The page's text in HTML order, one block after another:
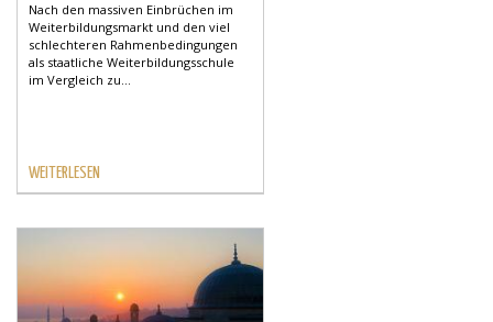
Nach den massiven Einbrüchen im
Weiterbildungsmarkt und den viel
schlechteren Rahmenbedingungen
als staatliche Weiterbildungsschule
im Vergleich zu...
WEITERLESEN